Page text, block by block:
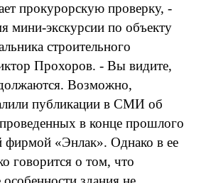
прокурорскую проверку, -
мини-экскурсии по объекту
строительного
Прохоров. - Вы видите,
Возможно,
публикации в СМИ об
в конце прошлого
фирмой «Энлак». Однако в ее
говорится о том, что